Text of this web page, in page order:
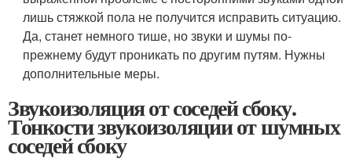
лишь стяжкой пола не получится исправить ситуацию.
Да, станет немного тише, но звуки и шумы по-
прежнему будут проникать по другим путям. Нужны
дополнительные меры.
Звукоизоляция от соседей сбоку.
Тонкости звукоизоляции от шумных
соседей сбоку